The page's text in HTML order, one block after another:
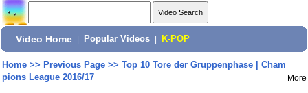
Video Home Popular Videos K-POP
Home>> Previous Page>> Top 10 Tore der Gruppenphase | Cham
pions League 2016/17
More